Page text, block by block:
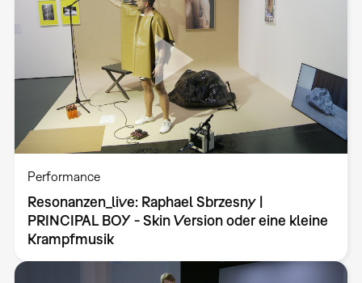
Performance
Resonanzen_live: Raphael Sbrzesny |
PRINCIPAL BOY - Skin Version oder eine kleine
Krampfmusik